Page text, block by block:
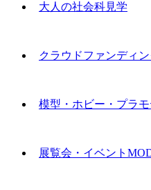
大人の社会科見学
クラウドファンディ
模型・ホビー・プラ
展覧会・イベント